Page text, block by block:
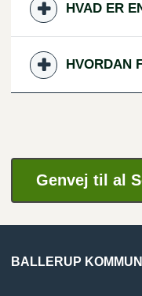
HVAD ER
HVORDAN
Genvej til al
BALLERUP